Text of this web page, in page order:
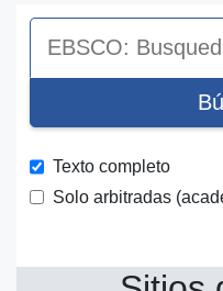
EBSCO:
Busqueda
de
Bibliográficos
electrónicos
como
artículos,
Texto completo
Solo arbitradas